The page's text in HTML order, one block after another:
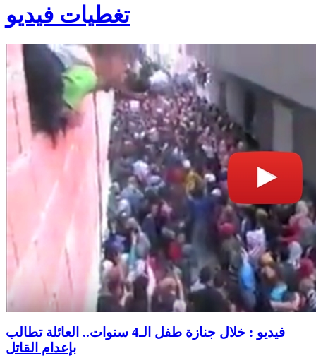
تغطيات فيديو
فيديو : خلال جنازة طفل الـ4 سنوات.. العائلة تطالب
بإعدام القاتل